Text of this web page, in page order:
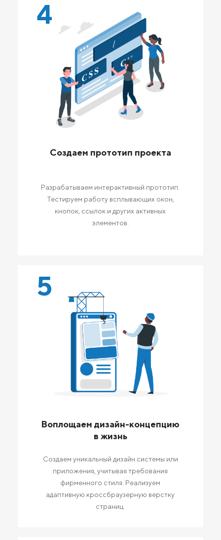
4
Создаем прототип проекта
Разрабатываем интерактивный прототип.
Тестируем работу всплывающих окон,
кнопок, ссылок и других активных
элементов.
5
Воплощаем дизайн-концепцию
в жизнь
Создаем уникальный дизайн системы или
приложения, учитывая требования
фирменного стиля. Реализуем
адаптивную кроссбраузерную верстку
страниц.